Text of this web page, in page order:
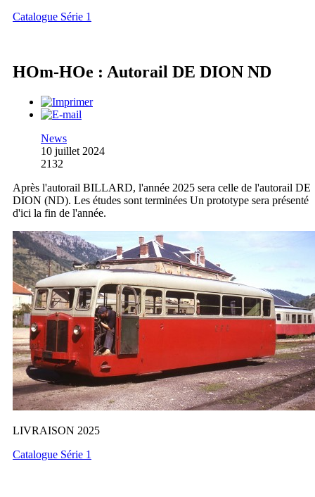
Catalogue Série 1
HOm-HOe : Autorail DE DION ND
News
10 juillet 2024
2132
Après l'autorail BILLARD, l'année 2025 sera celle de l'autorail DE
DION (ND). Les études sont terminées Un prototype sera présenté
d'ici la fin de l'année.
LIVRAISON 2025
Catalogue Série 1